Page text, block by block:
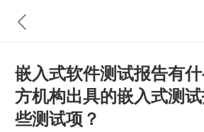
嵌入式软件测试报告有
方机构出具的嵌入式测
些测试项？